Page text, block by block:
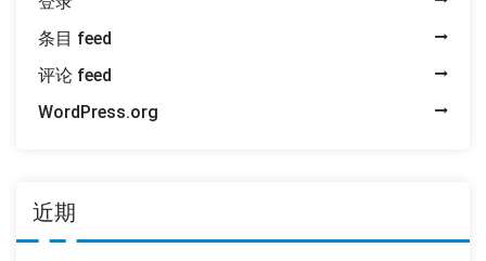
条目 feed
评论 feed
WordPress.org
近期